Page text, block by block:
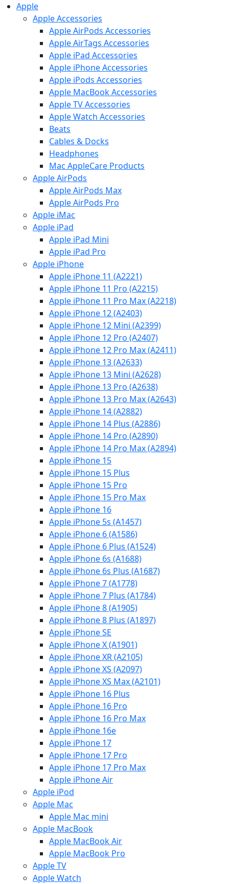
Apple
Apple Accessories
Apple AirPods Accessories
Apple AirTags Accessories
Apple iPad Accessories
Apple iPhone Accessories
Apple iPods Accessories
Apple MacBook Accessories
Apple TV Accessories
Apple Watch Accessories
Beats
Cables & Docks
Headphones
Mac AppleCare Products
Apple AirPods
Apple AirPods Max
Apple AirPods Pro
Apple iMac
Apple iPad
Apple iPad Mini
Apple iPad Pro
Apple iPhone
Apple iPhone 11 (A2221)
Apple iPhone 11 Pro (A2215)
Apple iPhone 11 Pro Max (A2218)
Apple iPhone 12 (A2403)
Apple iPhone 12 Mini (A2399)
Apple iPhone 12 Pro (A2407)
Apple iPhone 12 Pro Max (A2411)
Apple iPhone 13 (A2633)
Apple iPhone 13 Mini (A2628)
Apple iPhone 13 Pro (A2638)
Apple iPhone 13 Pro Max (A2643)
Apple iPhone 14 (A2882)
Apple iPhone 14 Plus (A2886)
Apple iPhone 14 Pro (A2890)
Apple iPhone 14 Pro Max (A2894)
Apple iPhone 15
Apple iPhone 15 Plus
Apple iPhone 15 Pro
Apple iPhone 15 Pro Max
Apple iPhone 16
Apple iPhone 5s (A1457)
Apple iPhone 6 (A1586)
Apple iPhone 6 Plus (A1524)
Apple iPhone 6s (A1688)
Apple iPhone 6s Plus (A1687)
Apple iPhone 7 (A1778)
Apple iPhone 7 Plus (A1784)
Apple iPhone 8 (A1905)
Apple iPhone 8 Plus (A1897)
Apple iPhone SE
Apple iPhone X (A1901)
Apple iPhone XR (A2105)
Apple iPhone XS (A2097)
Apple iPhone XS Max (A2101)
Apple iPhone 16 Plus
Apple iPhone 16 Pro
Apple iPhone 16 Pro Max
Apple iPhone 16e
Apple iPhone 17
Apple iPhone 17 Pro
Apple iPhone 17 Pro Max
Apple iPhone Air
Apple iPod
Apple Mac
Apple Mac mini
Apple MacBook
Apple MacBook Air
Apple MacBook Pro
Apple TV
Apple Watch